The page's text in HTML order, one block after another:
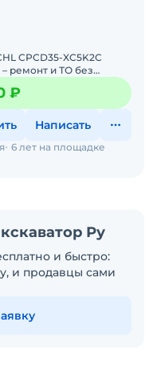
CPCD35-XC5K2C
ремонт и ТО без
₽
Написать
6 лет на площадке
Ру
и быстро:
и продавцы сами